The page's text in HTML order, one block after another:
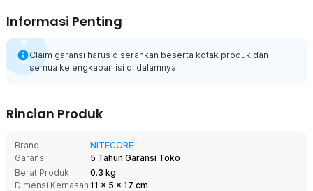
Informasi Penting
Claim garansi harus diserahkan beserta kotak produk dan
semua kelengkapan isi di dalamnya.
Rincian Produk
Brand
NITECORE
Garansi
5 Tahun Garansi Toko
Berat Produk
0.3 kg
Dimensi Kemasan 11 x 5 x 17 cm